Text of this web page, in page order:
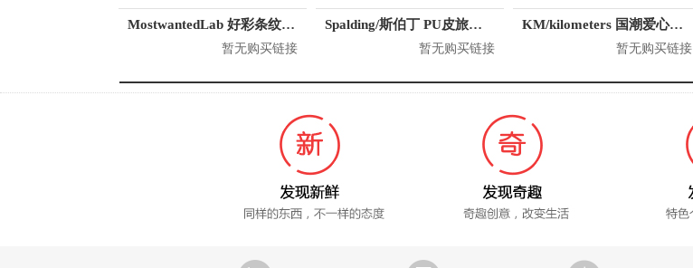
MostwantedLab 好彩条纹袜子套装 MWL
暂无购买链接
Spalding/斯伯丁 PU皮旅行训练包
暂无购买链接
KM/kilometers 国潮爱心短袖T恤 M2X2108466
暂无购买链接